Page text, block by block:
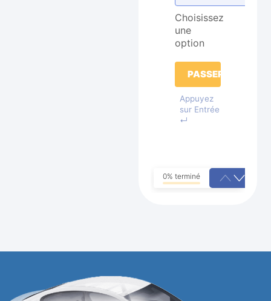
Choisissez
une
option
PASSER
Appuyez
sur Entrée
↵
0% terminé